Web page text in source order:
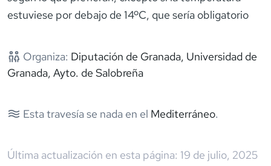
estuviese por debajo de 14ºC, que sería obligatorio
Organiza: Diputación de Granada, Universidad de
Granada, Ayto. de Salobreña
Esta travesía se nada en el Mediterráneo.
Última actualización en esta página: 19 de julio, 2025